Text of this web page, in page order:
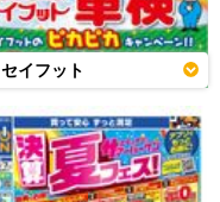
セイフット